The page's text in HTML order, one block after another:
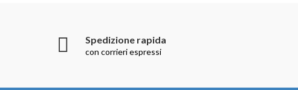
Spedizione rapida
con corrieri espressi